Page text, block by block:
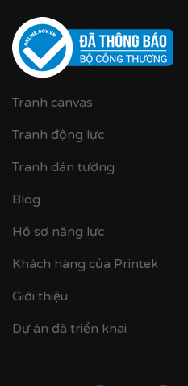
Tranh canvas
Tranh động lực
Tranh dán tường
Blog
Hồ sơ năng lực
Khách hàng của Printek
Giới thiệu
Dự án đã triển khai